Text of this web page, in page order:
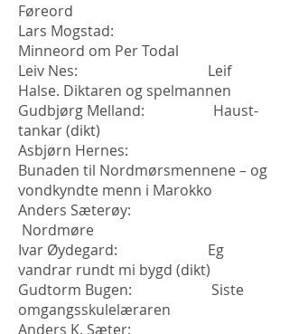
Føreord
Lars Mogstad:
Minneord om Per Todal
Leiv Nes: Leif
Halse. Diktaren og spelmannen
Gudbjørg Melland: Haust-
tankar (dikt)
Asbjørn Hernes:
Bunaden til Nordmørsmennene – og
vondkyndte menn i Marokko
Anders Sæterøy:
Nordmøre
Ivar Øydegard: Eg
vandrar rundt mi bygd (dikt)
Gudtorm Bugen: Siste
omgangsskulelæraren
Anders K. Sæter: